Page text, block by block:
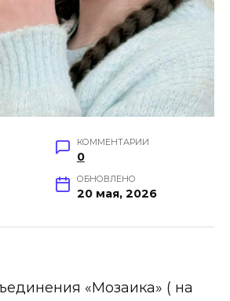
КОММЕНТАРИИ
0
ОБНОВЛЕНО
20 мая, 2026
«Мозаика» ( на